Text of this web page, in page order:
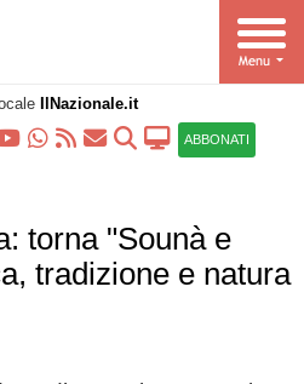
IlNazionale.it
ABBONATI
torna "Sounà e
tradizione e natura